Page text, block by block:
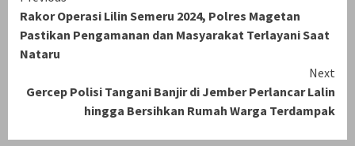
Reading
Rakor Operasi Lilin Semeru 2024, Polres Magetan
Pastikan Pengamanan dan Masyarakat Terlayani Saat
Nataru
Next
Gercep Polisi Tangani Banjir di Jember Perlancar Lalin
hingga Bersihkan Rumah Warga Terdampak